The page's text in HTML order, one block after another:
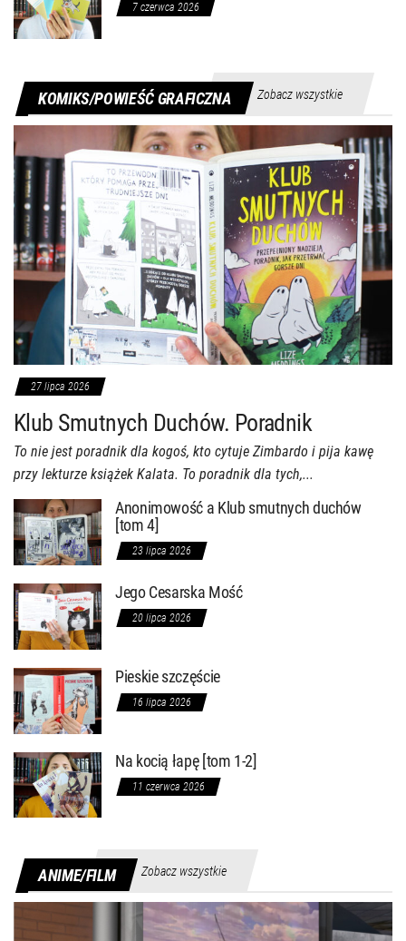
7 czerwca 2026
KOMIKS/POWIEŚĆ GRAFICZNA Zobacz wszystkie
27 lipca 2026
Klub Smutnych Duchów. Poradnik
To nie jest poradnik dla kogoś, kto cytuje Zimbardo i pija kawę
przy lekturze książek Kalata. To poradnik dla tych,...
Anonimowość a Klub smutnych duchów
[tom 4]
23 lipca 2026
Jego Cesarska Mość
20 lipca 2026
Pieskie szczęście
16 lipca 2026
Na kocią łapę [tom 1-2]
11 czerwca 2026
ANIME/FILM Zobacz wszystkie